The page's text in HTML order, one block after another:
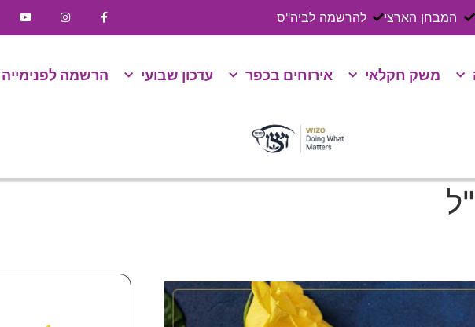
המבחן הארצי להרשמה לביה"ס
משק חקלאי אירוחים בכפר עדכון שבועי הרשמה לפנימייה